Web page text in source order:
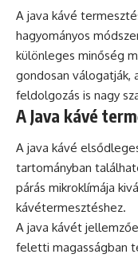
A java kávé
hagyományos
különleges minőség
gondosan válogatják,
feldolgozás is nagy
A Java kávé
A java kávé
tartományban
párás mikroklímája
kávétermesztéshez.
A java kávét
feletti magasságban